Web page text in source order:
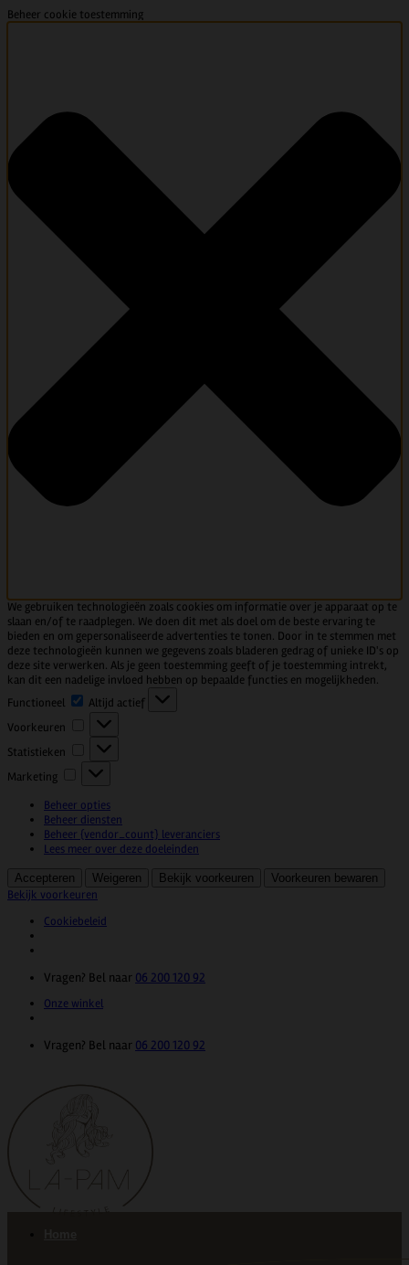
Beheer cookie toestemming
We gebruiken technologieën zoals cookies om informatie over je apparaat op te
slaan en/of te raadplegen. We doen dit met als doel om de beste ervaring te
bieden en om gepersonaliseerde advertenties te tonen. Door in te stemmen met
deze technologieën kunnen we gegevens zoals bladeren gedrag of unieke ID's op
deze site verwerken. Als je geen toestemming geeft of je toestemming intrekt,
kan dit een nadelige invloed hebben op bepaalde functies en mogelijkheden.
Functioneel
Altijd actief
Voorkeuren
Voorkeuren
Statistieken
Statistieken
Marketing
Marketing
Beheer opties
Beheer diensten
Beheer {vendor_count} leveranciers
Lees meer over deze doeleinden
Accepteren Weigeren Bekijk voorkeuren Voorkeuren bewaren
Bekijk voorkeuren
Cookiebeleid
inhoud
Vragen? Bel naar 06 200 120 92
Onze winkel
Vragen? Bel naar 06 200 120 92